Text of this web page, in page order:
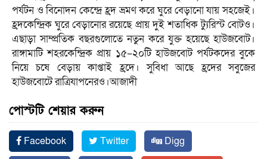
পর্যটন ও বিনোদন কেন্দ্রে হ্রদ ভ্রমণ করে ঘুরে বেড়ানো যায় সহজেই।
হ্রদকেন্দ্রিক ঘুরে বেড়ানোর রয়েছে প্রায় দুই শতাধিক ট্যুরিস্ট বোটও।
এছাড়া সাম্প্রতিক বছরগুলোতে নতুন করে যুক্ত হয়েছে হাউজবোট।
রাঙ্গামাটি শহরকেন্দ্রিক প্রায় ১৫–২০টি হাউজবোট পর্যটকদের বুকে
নিয়ে চষে বেড়ায় কাপ্তাই হ্রদে। সুবিধা আছে হ্রদের সবুজের
হাউজবোটে রাত্রিযাপনেরও।আজাদী
পোস্টটি শেয়ার করুন
Facebook Twitter
Digg